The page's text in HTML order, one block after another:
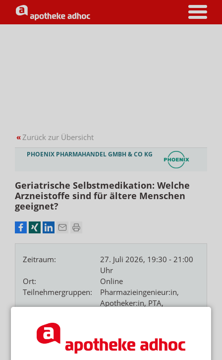
«Zurück zur Übersicht
PHOENIX PHARMAHANDEL GMBH & CO KG
Geriatrische Selbstmedikation: Welche
Arzneistoffe sind für ältere Menschen
geeignet?
Zeitraum:
27. Juli 2026, 19:30 - 21:00
Uhr
Ort:
Online
Teilnehmergruppen:
Pharmazieingenieur:in,
Apotheker:in, PTA,
Teilnahmegebühr:
Fortbildungspunkte:
ja